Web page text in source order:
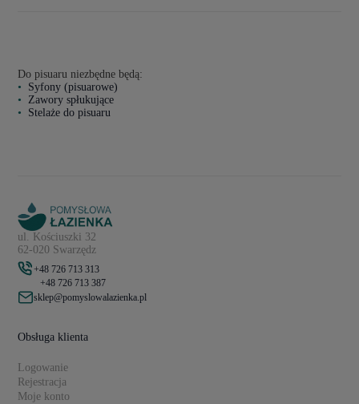
Do pisuaru niezbędne będą:
Syfony (pisuarowe)
Zawory spłukujące
Stelaże do pisuaru
ul. Kościuszki 32
62-020 Swarzędz
+48 726 713 313
+48 726 713 387
sklep@pomyslowalazienka.pl
Obsługa klienta
Logowanie
Rejestracja
Moje konto